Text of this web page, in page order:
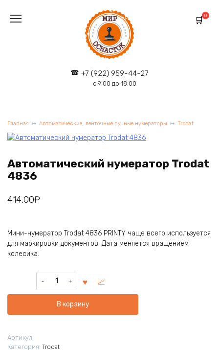
содержанию
+7 (922) 959-44-27
с 9:00 до 18:00
0
Главная Автоматические, ленточные ручные нумераторы Trodat
Автоматический нумератор Trodat
4836
414,00₽
Мини-нумератор Trodat 4836 PRINTY чаще всего используется
для маркировки документов. Дата меняется вращением
колесика.
Количество
товара
нумераторВ корзину
Артикул:
Категория: Trodat